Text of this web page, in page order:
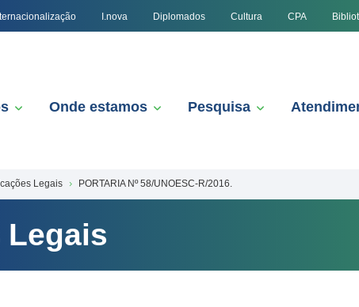
I.nova Diplomados Cultura CPA
Onde estamos Pesquisa
Legais PORTARIA Nº 58/UNOESC-R/2016.